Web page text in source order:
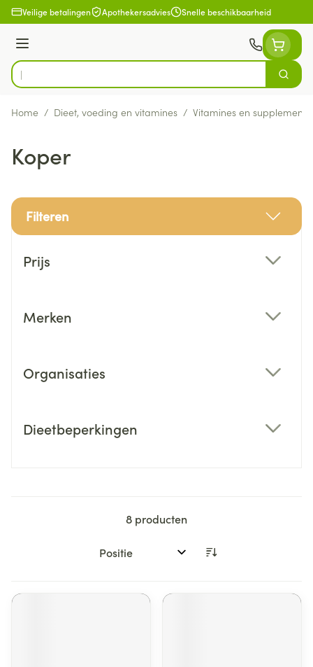
Ga naar de inhoud
Veilige betalingen Apothekersadvies Snelle beschikbaarheid
Menu
Product, merk, categorie...
Zoek
Home / Dieet, voeding en vitamines / Vitamines en
Koper
Filteren
Prijs
Merken
Organisaties
Dieetbeperkingen
8 producten
Sorteer op: